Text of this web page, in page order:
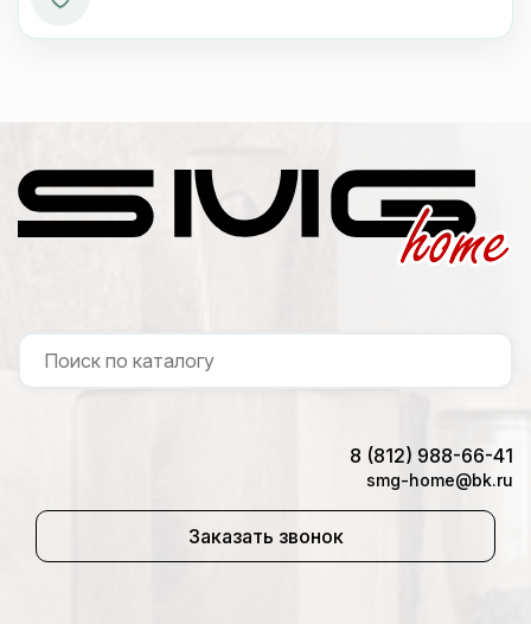
8 (812) 988-66-41
smg-home@bk.ru
Заказать звонок